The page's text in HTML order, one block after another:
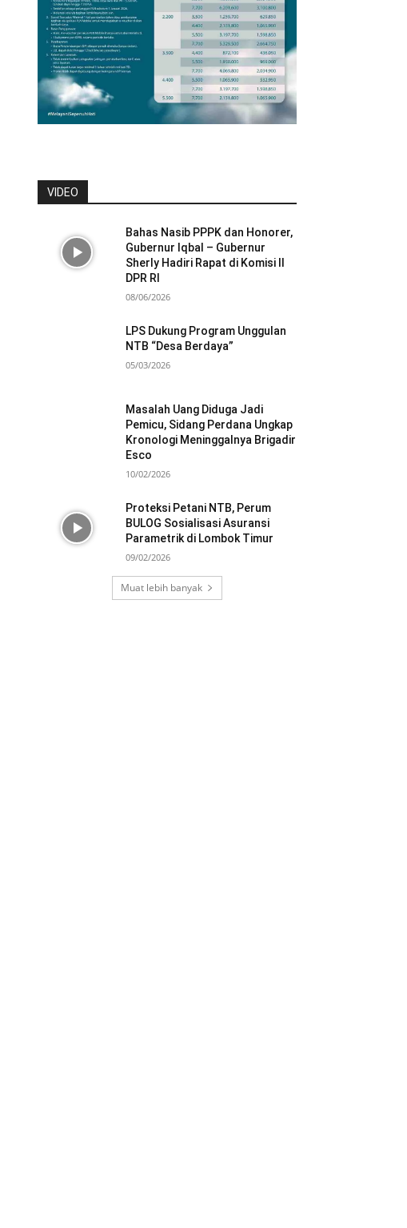
VIDEO
Bahas Nasib PPPK dan Honorer,
Gubernur Iqbal – Gubernur
Sherly Hadiri Rapat di Komisi II
DPR RI
08/06/2026
LPS Dukung Program Unggulan
NTB “Desa Berdaya”
05/03/2026
Masalah Uang Diduga Jadi
Pemicu, Sidang Perdana Ungkap
Kronologi Meninggalnya Brigadir
Esco
10/02/2026
Proteksi Petani NTB, Perum
BULOG Sosialisasi Asuransi
Parametrik di Lombok Timur
09/02/2026
Muat lebih banyak